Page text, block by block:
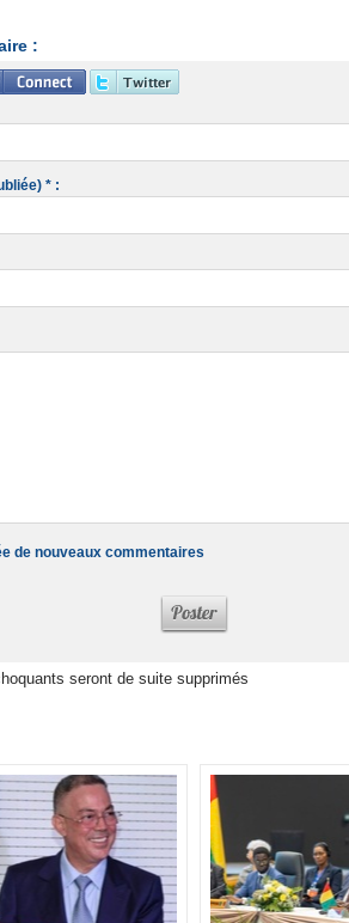
:
* :
de nouveaux commentaires
seront de suite supprimés